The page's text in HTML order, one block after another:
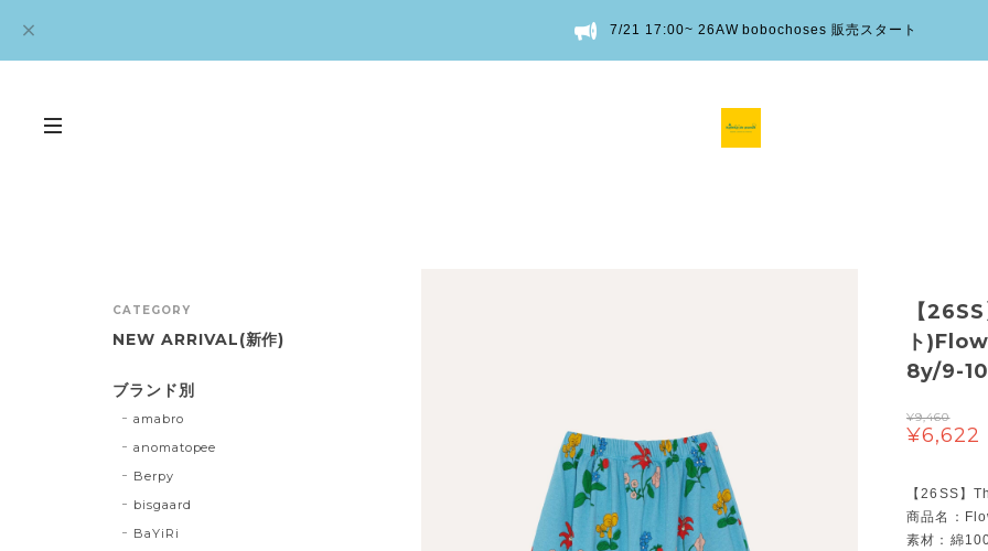
7/21 17:00~ 26AW bobochoses 販売スタート
【
ト
8y/9-
¥9,460
¥6,622
【26SS】
商品名：
素材：綿
CATEGORY
NEW ARRIVAL(新作)
ブランド別
amabro
anomatopee
Berpy
bisgaard
BaYiRi